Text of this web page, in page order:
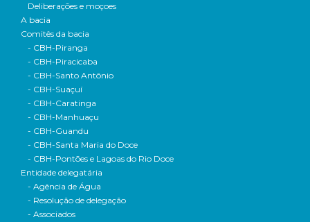
Deliberações e moçoes
A bacia
Comitês da bacia
- CBH-Piranga
- CBH-Piracicaba
- CBH-Santo Antônio
- CBH-Suaçuí
- CBH-Caratinga
- CBH-Manhuaçu
- CBH-Guandu
- CBH-Santa Maria do Doce
- CBH-Pontões e Lagoas do Rio Doce
Entidade delegatária
- Agência de Água
- Resolução de delegação
- Associados